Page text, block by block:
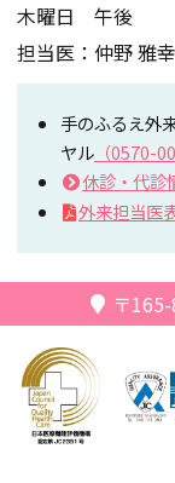
木曜日 午後
担当医：仲野 雅
手のふるえ外
ヤル （0570-
休診・代診
外来担当医
〒